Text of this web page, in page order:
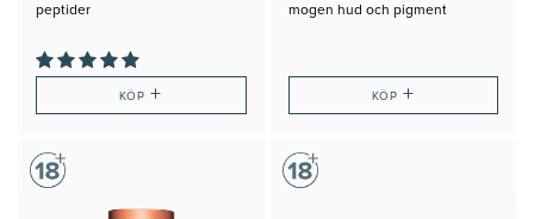
peptider
KÖP+
mogen hud och pigment
KÖP +